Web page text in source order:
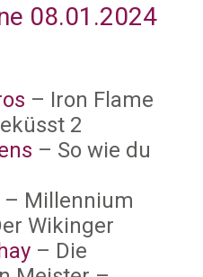
08.01.2024
– Iron Flame
2
– So wie du
– Millennium
Wikinger
– Die